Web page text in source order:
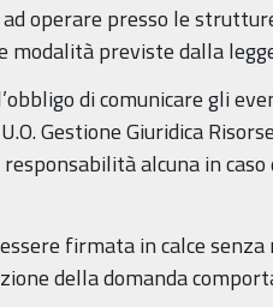
operare presso le
modalità previste dalla
di comunicare gli
Gestione Giuridica
alcuna in
firmata in calce
della domanda